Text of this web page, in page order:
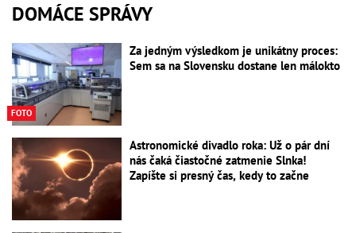
DOMÁCE SPRÁVY
FOTO
Za jedným výsledkom je unikátny proces:
Sem sa na Slovensku dostane len málokto
Astronomické divadlo roka: Už o pár dní
nás čaká čiastočné zatmenie Slnka!
Zapíšte si presný čas, kedy to začne